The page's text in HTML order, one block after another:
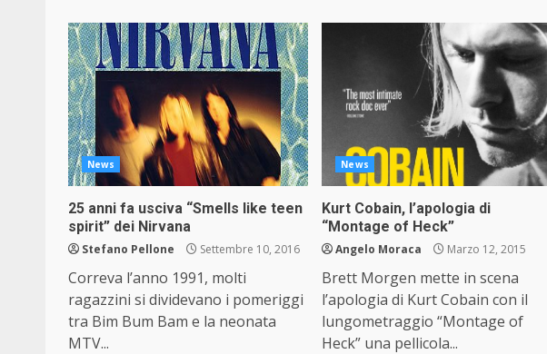
News
25 anni fa usciva “Smells like teen
spirit” dei Nirvana
Stefano Pellone Settembre 10, 2016
Correva l’anno 1991, molti
ragazzini si dividevano i pomeriggi
tra Bim Bum Bam e la neonata
MTV...
News
Kurt Cobain, l’apologia di
“Montage of Heck”
Angelo Moraca Marzo 12, 2015
Brett Morgen mette in scena
l’apologia di Kurt Cobain con il
lungometraggio “Montage of
Heck” una pellicola...